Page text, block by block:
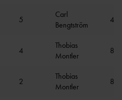
5
Carl
Bengtström
4
Thobias
Montler
2
Thobias
Montler